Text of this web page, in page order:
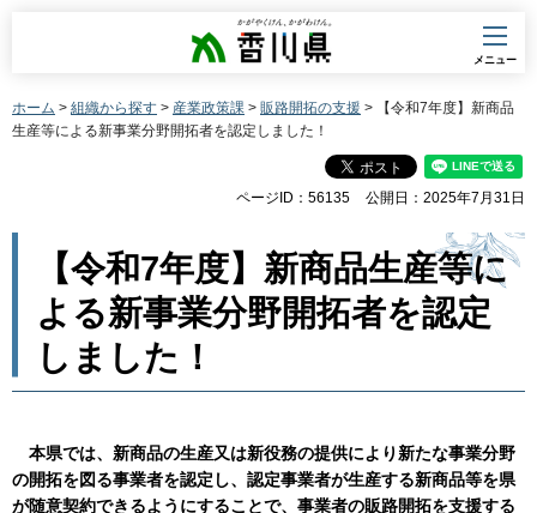
香川県
メニュー
ホーム > 組織から探す > 産業政策課 > 販路開拓の支援 > 【令和7年度】新商品
生産等による新事業分野開拓者を認定しました！
ページID：56135 公開日：2025年7月31日
【令和7年度】新商品生産等に
よる新事業分野開拓者を認定
しました！
本県では、新商品の生産又は新役務の提供により新たな事業分野
の開拓を図る事業者を認定し、認定事業者が生産する新商品等を県
が随意契約できるようにすることで、事業者の販路開拓を支援する